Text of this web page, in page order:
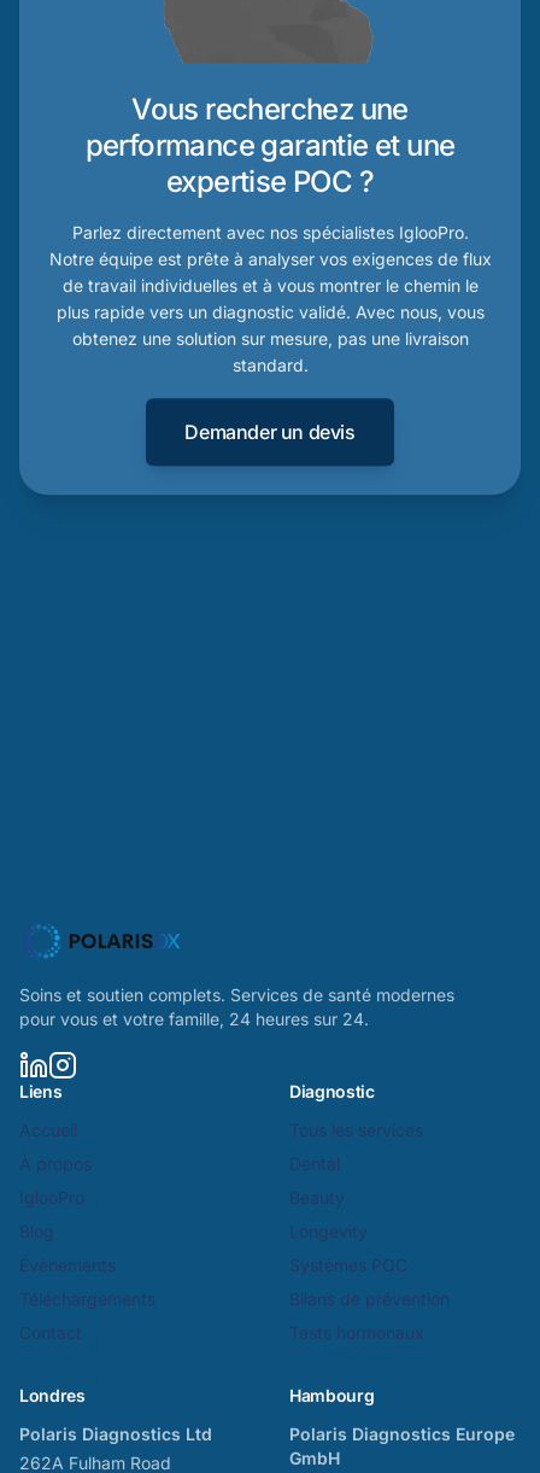
Vous recherchez une
performance garantie et une
expertise POC ?
Parlez directement avec nos spécialistes IglooPro.
Notre équipe est prête à analyser vos exigences de flux
de travail individuelles et à vous montrer le chemin le
plus rapide vers un diagnostic validé. Avec nous, vous
obtenez une solution sur mesure, pas une livraison
standard.
Demander un devis
Soins et soutien complets. Services de santé modernes
pour vous et votre famille, 24 heures sur 24.
Liens
Accueil
À propos
IglooPro
Blog
Événements
Téléchargements
Contact
Diagnostic
Tous les services
Dental
Beauty
Longevity
Systèmes POC
Bilans de prévention
Tests hormonaux
Londres
Polaris Diagnostics Ltd
262A Fulham Road
Hambourg
Polaris Diagnostics Europe
GmbH